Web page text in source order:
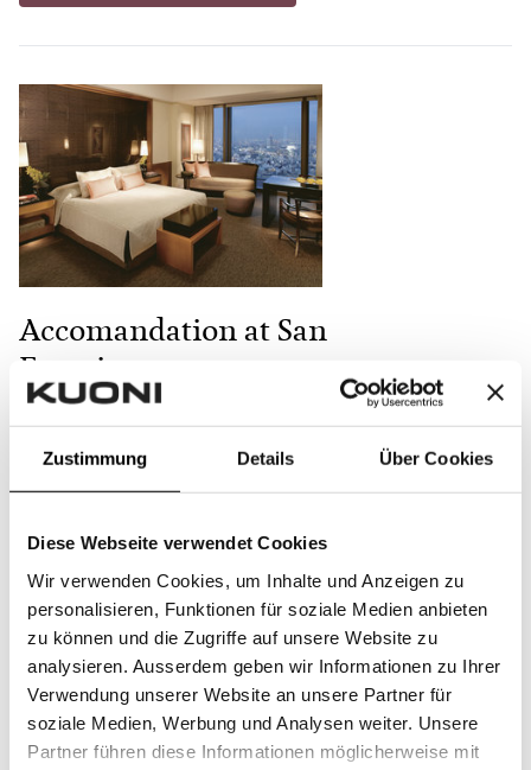
Zustimmung Details Über Cookies
Diese Webseite verwendet Cookies
Wir verwenden Cookies, um Inhalte und Anzeigen zu
personalisieren, Funktionen für soziale Medien anbieten
zu können und die Zugriffe auf unsere Website zu
analysieren. Ausserdem geben wir Informationen zu Ihrer
Verwendung unserer Website an unsere Partner für
soziale Medien, Werbung und Analysen weiter. Unsere
Partner führen diese Informationen möglicherweise mit
Accomandation at San
Francisco
Villa Florence
CHF 1 000,- (CHF 1 000,– non
payés)
Offrir une participation